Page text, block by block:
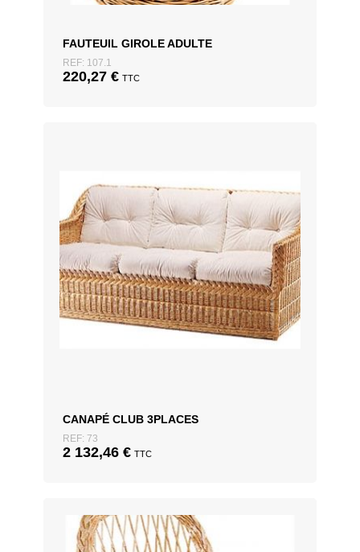
FAUTEUIL GIROLE ADULTE
REF: 107.1
220,27 € TTC
CANAPÉ CLUB 3PLACES
REF: 73
2 132,46 € TTC